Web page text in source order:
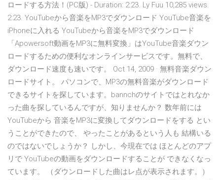
ロードする方法！(PC版) - Duration: 2:23. Ly Fuu 10,285 views.
2:23. YouTubeから音楽をMP3でダウンロード YouTube音楽を
iPhoneに入れる YouTubeから音楽をMP3でダウンロード
「Apowersoft動画をMP3に無料変換」はYouTube音楽ダウン
ロードするための便利なオンラインサービスです。無料で、
ダウンロード速度も速いです。 Oct 14, 2009 · 無料音楽ダウン
ロードサイト。 パソコンで、MP3の無料音楽がダウンロード
できるサイトを探しています。bannchのサイトではとれなか
った曲を探しているんですが、知りませんか？ 数年前には
YouTubeから 音楽をMP3に変換してダウンロードをする とい
うことができたので、 やったことがあるという人も 結構いる
のではないでしょうか？ しかし、今現在では ほとんどのアプ
リで YouTubeの動画をダウンロードすることが できなくなっ
ています。 （ダウンロードした曲はレ点が表示されます。）